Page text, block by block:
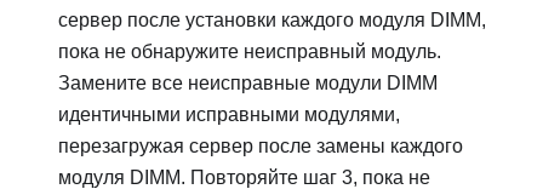
сервер после установки каждого модуля DIMM,
пока не обнаружите неисправный модуль.
Замените все неисправные модули DIMM
идентичными исправными модулями,
перезагружая сервер после замены каждого
модуля DIMM. Повторяйте шаг 3, пока не